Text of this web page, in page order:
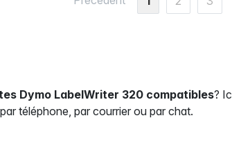
Dymo LabelWriter 320 compatibles?
téléphone, par courrier ou par chat.